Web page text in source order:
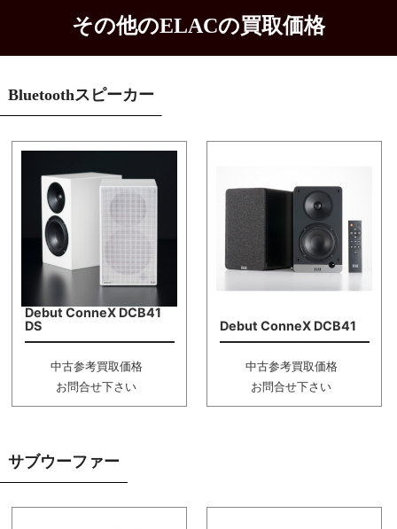
その他のELACの買取価格
Bluetoothスピーカー
Debut ConneX DCB41
DS
中古参考買取価格
お問合せ下さい
Debut ConneX DCB41
中古参考買取価格
お問合せ下さい
サブウーファー